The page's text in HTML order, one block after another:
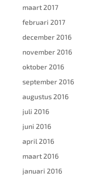
maart 2017
februari 2017
december 2016
november 2016
oktober 2016
september 2016
augustus 2016
juli 2016
juni 2016
april 2016
maart 2016
januari 2016